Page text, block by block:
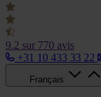
9.2 sur 770 avis
+31 10 433 33 22
Français